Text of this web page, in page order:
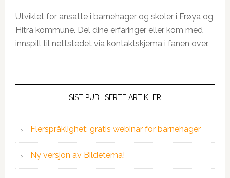
Utviklet for ansatte i barnehager og skoler i Frøya og
Hitra kommune. Del dine erfaringer eller kom med
innspill til nettstedet via kontaktskjema i fanen over.
SIST PUBLISERTE ARTIKLER
Flerspråklighet: gratis webinar for barnehager
Ny versjon av Bildetema!